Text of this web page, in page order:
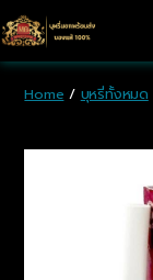
Home / บุหรี่ทั้งหมด